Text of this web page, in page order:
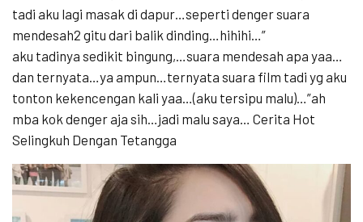
tadi aku lagi masak di dapur…seperti denger suara
mendesah2 gitu dari balik dinding…hihihi…”
aku tadinya sedikit bingung,…suara mendesah apa yaa…
dan ternyata…ya ampun…ternyata suara film tadi yg aku
tonton kekencengan kali yaa…(aku tersipu malu)…”ah
mba kok denger aja sih…jadi malu saya… Cerita Hot
Selingkuh Dengan Tetangga